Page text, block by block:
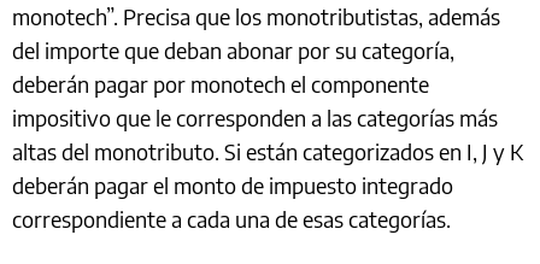
monotech”. Precisa que los monotributistas, además
del importe que deban abonar por su categoría,
deberán pagar por monotech el componente
impositivo que le corresponden a las categorías más
altas del monotributo. Si están categorizados en I, J y K
deberán pagar el monto de impuesto integrado
correspondiente a cada una de esas categorías.